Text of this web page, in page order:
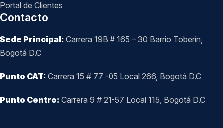
Portal de Clientes
Contacto
Sede Principal: Carrera 19B # 165 – 30 Barrio Toberín,
Bogotá D.C
Punto CAT: Carrera 15 # 77 -05 Local 266, Bogotá D.C
Punto Centro: Carrera 9 # 21-57 Local 115, Bogotá D.C